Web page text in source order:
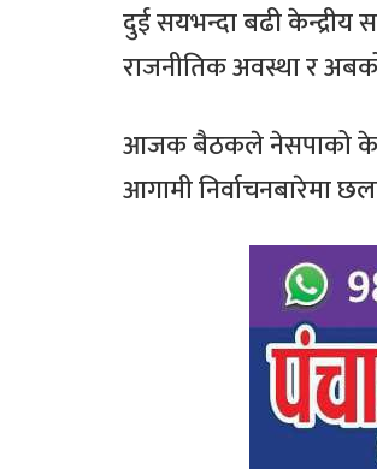
दुई सयभन्दा बढी केन्द्रीय
राजनीतिक अवस्था र
आजक बैठकले नेसपाको
आगामी निर्वाचनबारेमा